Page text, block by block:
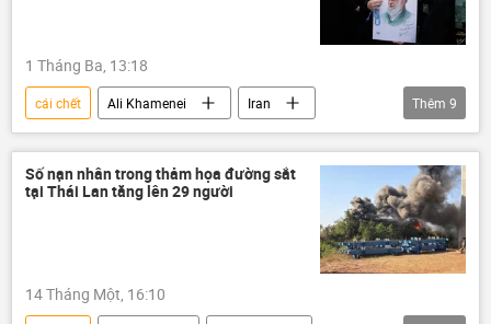
1 Tháng Ba, 13:18
cái chết Ali Khamenei
Iran
Thế giới
Chính trị
xung đột quân sự
xung đột
Israel
Hoa Kỳ
Trung Đông
Thêm 9
Số nạn nhân trong thảm họa đường sắt
tại Thái Lan tăng lên 29 người
14 Tháng Một, 16:10